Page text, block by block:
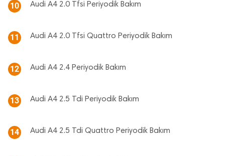
10 Audi A4 2.0 Tfsi Periyodik Bakım
11 Audi A4 2.0 Tfsi Quattro Periyodik Bakım
12 Audi A4 2.4 Periyodik Bakım
13 Audi A4 2.5 Tdi Periyodik Bakım
14 Audi A4 2.5 Tdi Quattro Periyodik Bakım